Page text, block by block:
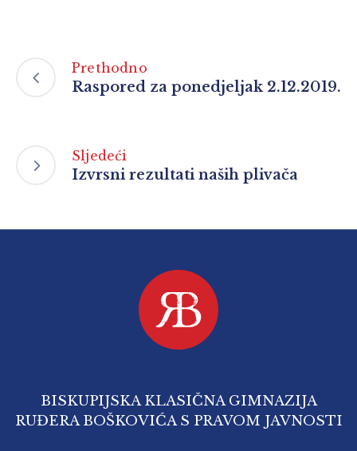
Prethodno
Raspored za ponedjeljak 2.12.2019.
Sljedeći
Izvrsni rezultati naših plivača
BISKUPIJSKA KLASIČNA GIMNAZIJA
RUĐERA BOŠKOVIĆA S PRAVOM JAVNOSTI